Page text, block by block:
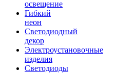
освещение
Гибкий
неон
Светодиодный
декор
Электроустановочные
изделия
Светодиоды